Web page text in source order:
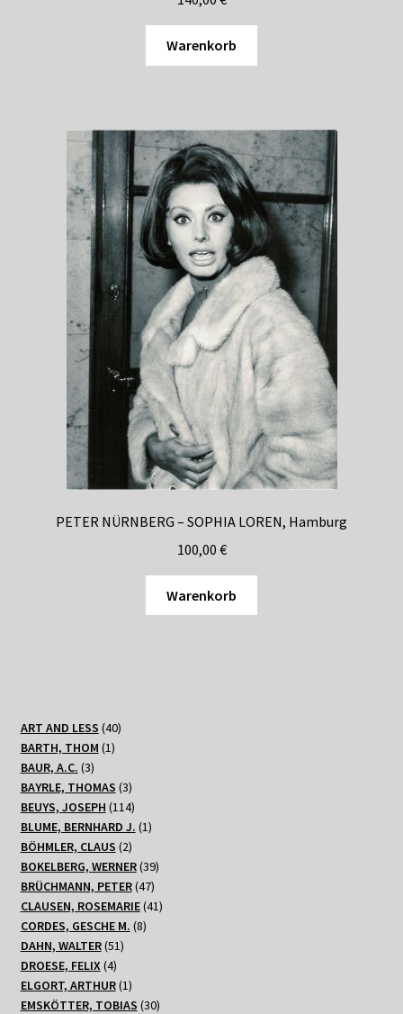
Warenkorb
PETER NÜRNBERG – SOPHIA LOREN, Hamburg
100,00 €
Warenkorb
ART AND LESS 4040
BARTH, THOM 11
BAUR, A.C. 33
Produkte
BAYRLE, THOMAS 33
Produkte
BEUYS, JOSEPH 114114
Produkte
BLUME, BERNHARD J. 11
BÖHMLER, CLAUS 22
Produkte
BOKELBERG, WERNER 3939
BRÜCHMANN, PETER 4747
Produkte
CLAUSEN, ROSEMARIE 4141
CORDES, GESCHE M. 88
DAHN, WALTER 5151
DROESE, FELIX 44
Produkte
ELGORT, ARTHUR 11
Produkt
EMSKÖTTER, TOBIAS 3030